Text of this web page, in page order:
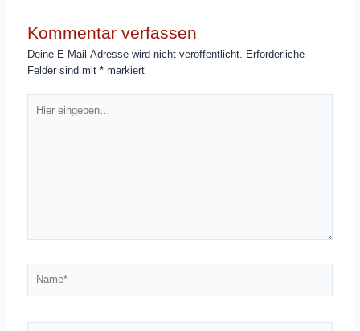
Kommentar verfassen
Deine E-Mail-Adresse wird nicht veröffentlicht. Erforderliche
Felder sind mit* markiert
eingeben…